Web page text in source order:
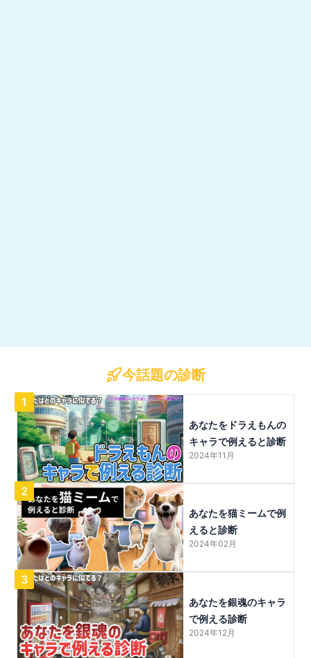
今話題の診断
1
あなたをドラえもんの
キャラで例えると診断
2024年11月
2
あなたを猫ミームで例
えると診断
2024年02月
3
あなたを銀魂のキャラ
で例える診断
2024年12月